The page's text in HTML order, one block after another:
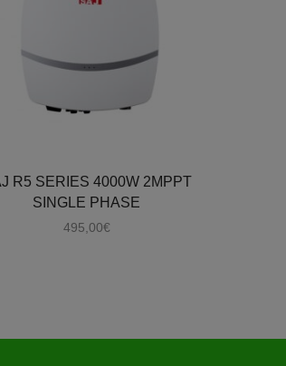
R5 SERIES 4000W 2MPPT
SINGLE PHASE
495,00€